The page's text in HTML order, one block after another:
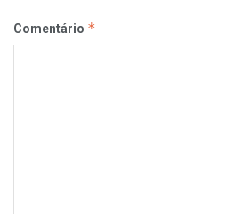
Comentário *